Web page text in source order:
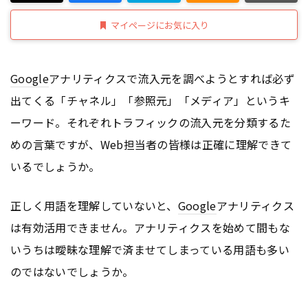
マイページにお気に入り
Googleアナリティクスで流入元を調べようとすれば必ず
出てくる「チャネル」「参照元」「メディア」というキ
ーワード。それぞれトラフィックの流入元を分類するた
めの言葉ですが、Web担当者の皆様は正確に理解できて
いるでしょうか。
正しく用語を理解していないと、 Googleアナリティクス
は有効活用できません。アナリティクスを始めて間もな
いうちは曖昧な理解で済ませてしまっている用語も多い
のではないでしょうか。